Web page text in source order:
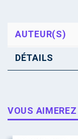
AUTEUR(S)
DÉTAILS
VOUS